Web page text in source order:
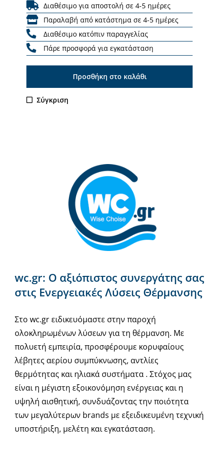
Διαθέσιμο για αποστολή σε 4-5 ημέρες
Παραλαβή από κατάστημα σε 4-5 ημέρες
Διαθέσιμο κατόπιν παραγγελίας
Πάρε προσφορά για εγκατάσταση
Προσθήκη στο καλάθι
Σύγκριση
wc.gr: Ο αξιόπιστος συνεργάτης σας
στις Ενεργειακές Λύσεις Θέρμανσης
Στο wc.gr ειδικευόμαστε στην παροχή
ολοκληρωμένων λύσεων για τη θέρμανση. Με
πολυετή εμπειρία, προσφέρουμε κορυφαίους
λέβητες αερίου συμπύκνωσης, αντλίες
θερμότητας και ηλιακά συστήματα . Στόχος μας
είναι η μέγιστη εξοικονόμηση ενέργειας και η
υψηλή αισθητική, συνδυάζοντας την ποιότητα
των μεγαλύτερων brands με εξειδικευμένη τεχνική
υποστήριξη, μελέτη και εγκατάσταση.